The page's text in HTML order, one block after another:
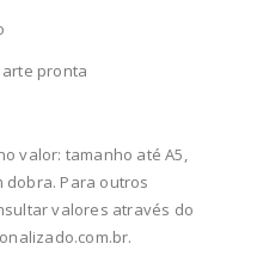
pronta
valor: tamanho até A5,
dobra. Para outros
valores através do
.